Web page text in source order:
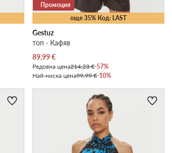
още 35% Код: LAST
Промоция
Gestuz
топ · Кафяв
Актуална цена
89,99€
Редовна цена214,23 €-57%
Най-ниска цена99,99 €-10%